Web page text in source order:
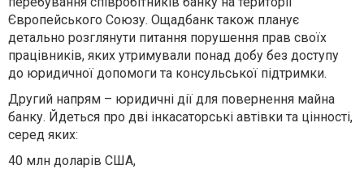
Європейського Союзу. Ощадбанк також планує
детально розглянути питання порушення прав своїх
працівників, яких утримували понад добу без доступу
до юридичної допомоги та консульської підтримки.
Другий напрям – юридичні дії для повернення майна
банку. Йдеться про дві інкасаторські автівки та цінності,
серед яких:
40 млн доларів США,